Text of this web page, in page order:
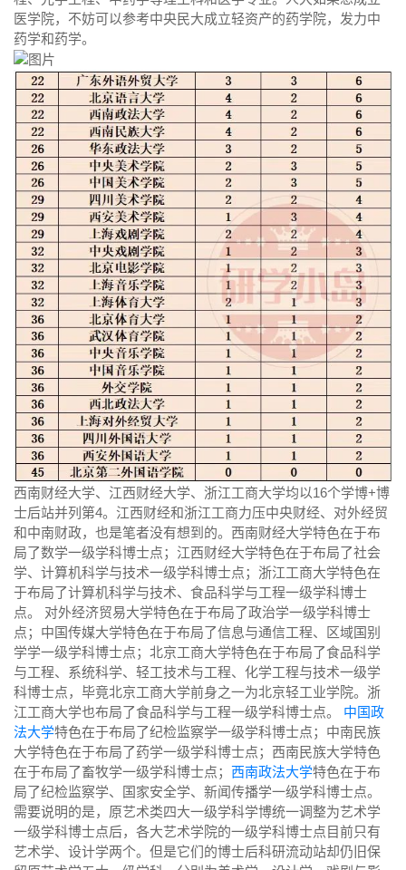
医学院，不妨可以参考中央民大成立轻资产的药学院，发力中
药学和药学。
西南财经大学、江西财经大学、浙江工商大学均以16个学博+博
士后站并列第4。江西财经和浙江工商力压中央财经、对外经贸
和中南财政，也是笔者没有想到的。西南财经大学特色在于布
局了数学一级学科博士点；江西财经大学特色在于布局了社会
学、计算机科学与技术一级学科博士点；浙江工商大学特色在
于布局了计算机科学与技术、食品科学与工程一级学科博士
点。 对外经济贸易大学特色在于布局了政治学一级学科博士
点；中国传媒大学特色在于布局了信息与通信工程、区域国别
学学一级学科博士点；北京工商大学特色在于布局了食品科学
与工程、系统科学、轻工技术与工程、化学工程与技术一级学
科博士点，毕竟北京工商大学前身之一为北京轻工业学院。浙
江工商大学也布局了食品科学与工程一级学科博士点。 中国政
法大学特色在于布局了纪检监察学一级学科博士点；中南民族
大学特色在于布局了药学一级学科博士点；西南民族大学特色
在于布局了畜牧学一级学科博士点； 西南政法大学特色在于布
局了纪检监察学、国家安全学、新闻传播学一级学科博士点。
需要说明的是，原艺术类四大一级学科学博统一调整为艺术学
一级学科博士点后，各大艺术学院的一级学科博士点目前只有
艺术学、设计学两个。但是它们的博士后科研流动站却仍旧保